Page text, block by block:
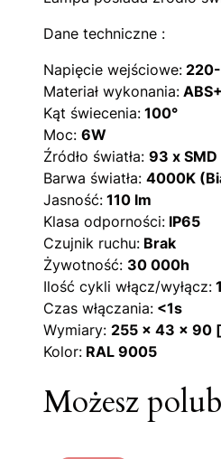
Dane techniczne :
Napięcie wejściowe:
Materiał wykonania:
Kąt świecenia: 100°
Moc: 6W
Źródło światła: 93 x
Barwa światła: 4000K
Jasność: 110 lm
Klasa odporności: IP65
Czujnik ruchu: Brak
Żywotność: 30 000h
Ilość cykli włącz/wyłącz:
Czas włączania: <1s
Wymiary: 255 x 43 x 90
Kolor: RAL 9005
Możesz